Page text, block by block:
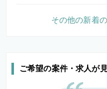
ご希望の案件・求人が
その他の新着